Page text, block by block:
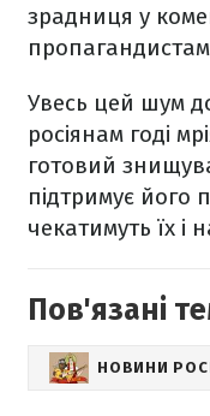
зрадниця у
Увесь цей шум
росіянам годі
готовий
підтримує його
чекатимуть їх і
Пов'язані
НОВИНИ